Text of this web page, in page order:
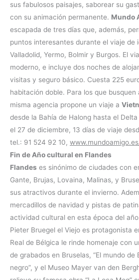
sus fabulosos paisajes, saborear su
con su animación permanente. Mundo
escapada de tres días que, además,
puntos interesantes durante el viaje de
Valladolid, Yermo, Bolmir y Burgos. El
moderno, e incluye dos noches de
visitas y seguro básico. Cuesta 225
habitación doble. Para los que busquen
misma agencia propone un viaje a
desde la Bahía de Halong hasta el
el 27 de diciembre, 13 días de viaje
tel.: 91 524 92 10,
Fin de Año cultural en Flandes
Flandes es sinónimo de ciudades con
Gante, Brujas, Lovaina, Malinas, y
sus atractivos durante el invierno.
mercadillos de navidad y pistas de
actividad cultural en esta época del
Pieter Bruegel el Viejo es protagonista
Real de Bélgica le rinde homenaje con
de grabados en Bruselas, “El mundo de
negro”, y el Museo Mayer van den